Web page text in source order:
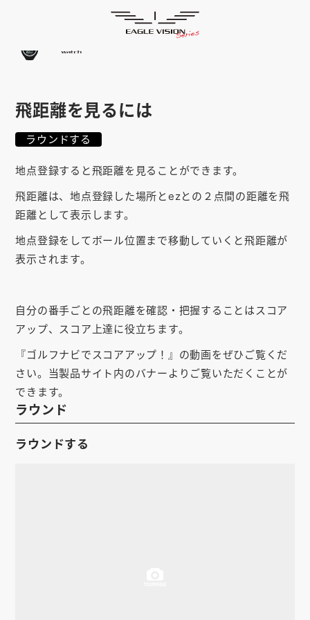
ゴルフナビ
ピンポジ君PIN POSITION
対応コース COURSE
EVステーションUPDATE
取扱い店舗
サポートSUPPORT
お知らせ
会社概要
お問い合わせ
ゴルフ場の方へ
公式オンラインショップ
使用方法
飛距離を見るには
ラウンドする
地点登録すると飛距離を見ることができます。
飛距離は、地点登録した場所とezとの２点間の距離を飛
距離として表示します。
地点登録をしてボール位置まで移動していくと飛距離が
表示されます。
自分の番手ごとの飛距離を確認・把握することはスコア
アップ、スコア上達に役立ちます。
『ゴルフナビでスコアアップ！』の動画をぜひご覧くだ
さい。当製品サイト内のバナーよりご覧いただくことが
できます。
ラウンド
ラウンドする